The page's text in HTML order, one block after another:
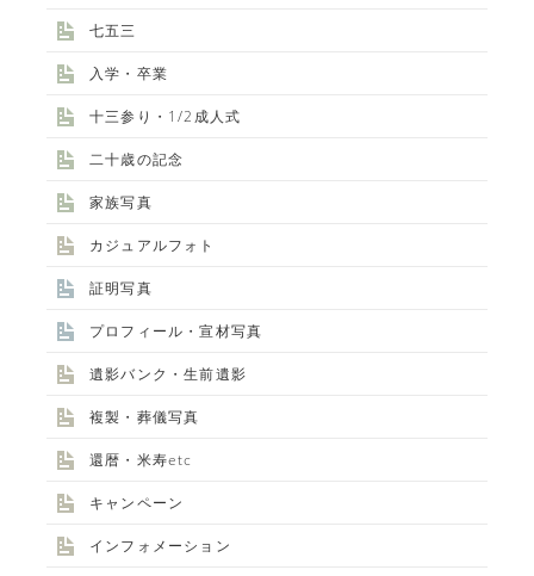
七五三
入学・卒業
十三参り・1/2成人式
二十歳の記念
家族写真
カジュアルフォト
証明写真
プロフィール・宣材写真
遺影バンク・生前遺影
複製・葬儀写真
還暦・米寿etc
キャンペーン
インフォメーション